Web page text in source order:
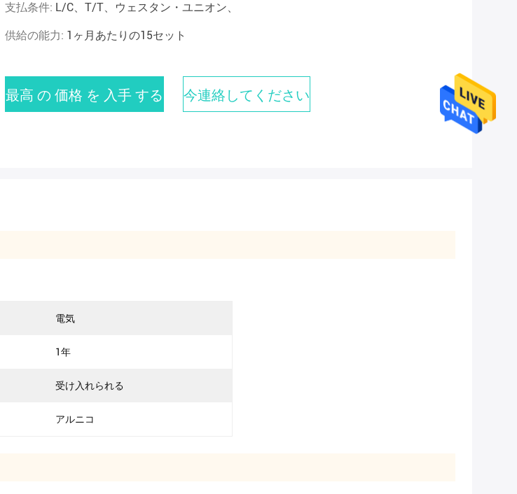
支払条件: L/C、T/T、ウェスタン・ユニオン、
供給の能力: 1ヶ月あたりの15セット
最高 の 価格 を 入手 する 今連絡してください
電気
1年
受け入れられる
アルニコ